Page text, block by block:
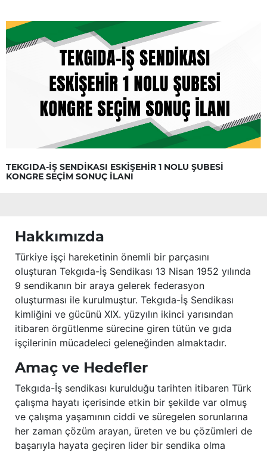
TEKGIDA-İŞ SENDİKASI ESKİŞEHİR 1 NOLU ŞUBESİ
KONGRE SEÇİM SONUÇ İLANI
Hakkımızda
Türkiye işçi hareketinin önemli bir parçasını
oluşturan Tekgıda-İş Sendikası 13 Nisan 1952 yılında
9 sendikanın bir araya gelerek federasyon
oluşturması ile kurulmuştur. Tekgıda-İş Sendikası
kimliğini ve gücünü XIX. yüzyılın ikinci yarısından
itibaren örgütlenme sürecine giren tütün ve gıda
işçilerinin mücadeleci geleneğinden almaktadır.
Amaç ve Hedefler
Tekgıda-İş sendikası kurulduğu tarihten itibaren Türk
çalışma hayatı içerisinde etkin bir şekilde var olmuş
ve çalışma yaşamının ciddi ve süregelen sorunlarına
her zaman çözüm arayan, üreten ve bu çözümleri de
başarıyla hayata geçiren lider bir sendika olma